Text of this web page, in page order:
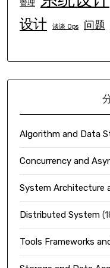
管理
设计 谈谈 Ops 问题
Algorithm and Data
Concurrency and
System Architecture
Distributed System
Tools Frameworks